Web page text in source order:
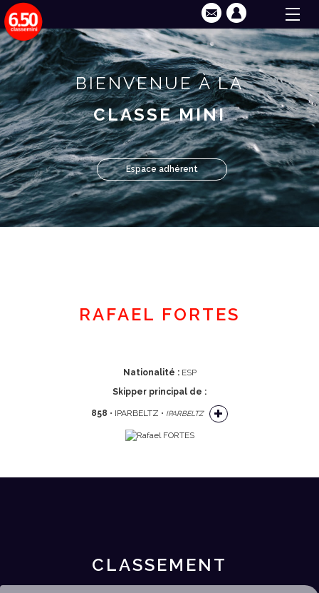
BIENVENUE À LA
CLASSE MINI
Espace adhérent
RAFAEL FORTES
Nationalité :ESP
Skipper principal de :
858 • IPARBELTZ • IPARBELTZ
CLASSEMENT